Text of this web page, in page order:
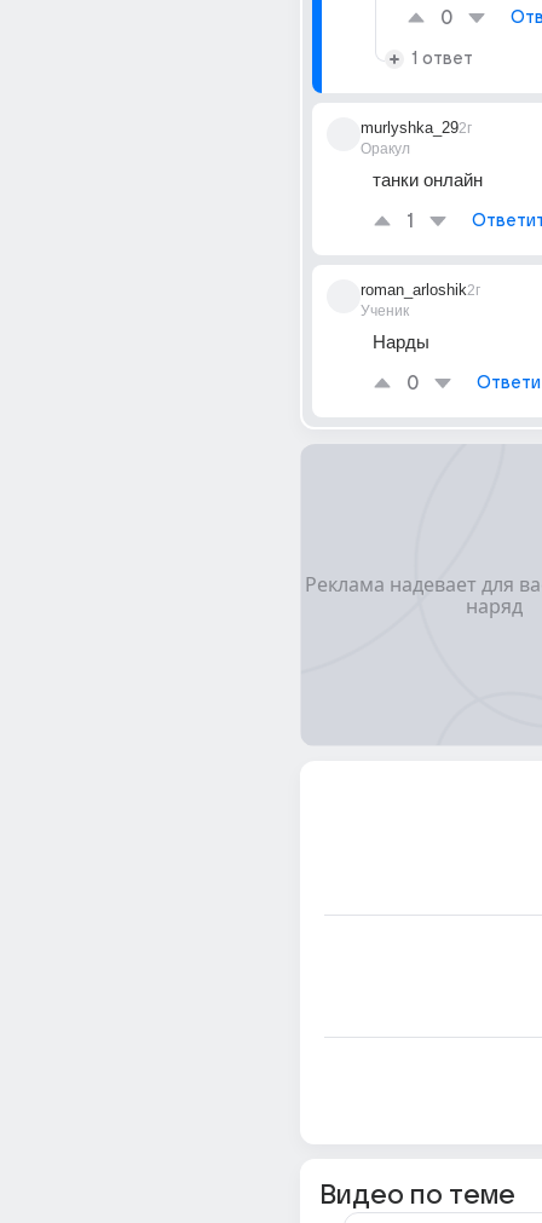
0
1 ответ
murlyshka_29
Оракул
2г
танки онлайн
1
roman_arloshik
Ученик
2г
Нарды
0
Видео по теме